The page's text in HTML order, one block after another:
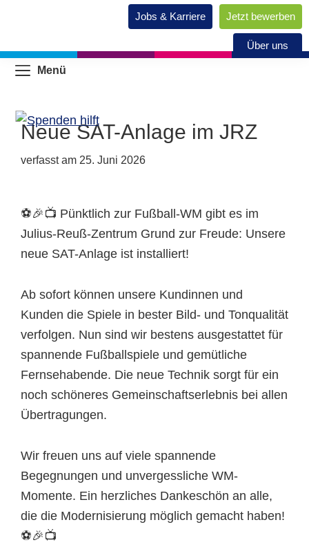
Menü
Jetzt bewerben
Jobs & Karriere
Über uns
Neue SAT-Anlage im JRZ
verfasst am 25. Juni 2026
⚽🎉📺 Pünktlich zur Fußball-WM gibt es im
Julius-Reuß-Zentrum Grund zur Freude: Unsere
neue SAT-Anlage ist installiert!
Ab sofort können unsere Kundinnen und
Kunden die Spiele in bester Bild- und Tonqualität
verfolgen. Nun sind wir bestens ausgestattet für
spannende Fußballspiele und gemütliche
Fernsehabende. Die neue Technik sorgt für ein
noch schöneres Gemeinschaftserlebnis bei allen
Übertragungen.
Wir freuen uns auf viele spannende
Begegnungen und unvergessliche WM-
Momente. Ein herzliches Dankeschön an alle,
die die Modernisierung möglich gemacht haben!
⚽🎉📺